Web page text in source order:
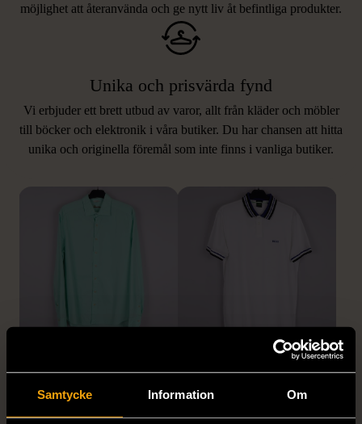
Samtycke Information Om
möjlighet att återanvända och ge nytt liv åt befintliga produkter.
Unika och prisvärda fynd
Vi erbjuder ett brett utbud av varor, allt från kläder och möbler
till böcker och elektronik i våra butiker. Du har chansen att hitta
unika och originella föremål som inte finns i vanliga butiker.
LIKNANDE PRODUKTER
Hitta produkter som påminner om denna
STENSTRÖMS
Stenströms skjorta turkos
BOSS
BOSS vit pikétröja